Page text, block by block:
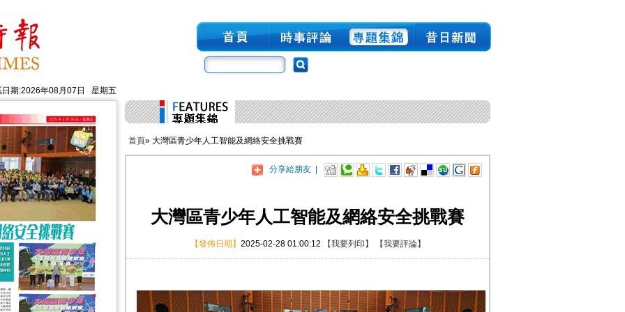
日期:2026年08月07日 星期五
首頁» 大灣區青少年人工智能及網絡安全挑戰賽
分享給朋友 |
大灣區青少年人工智能及網絡安全挑戰賽
【發佈日期】 2025-02-28 01:00:12 【我要列印】 【我要評論】